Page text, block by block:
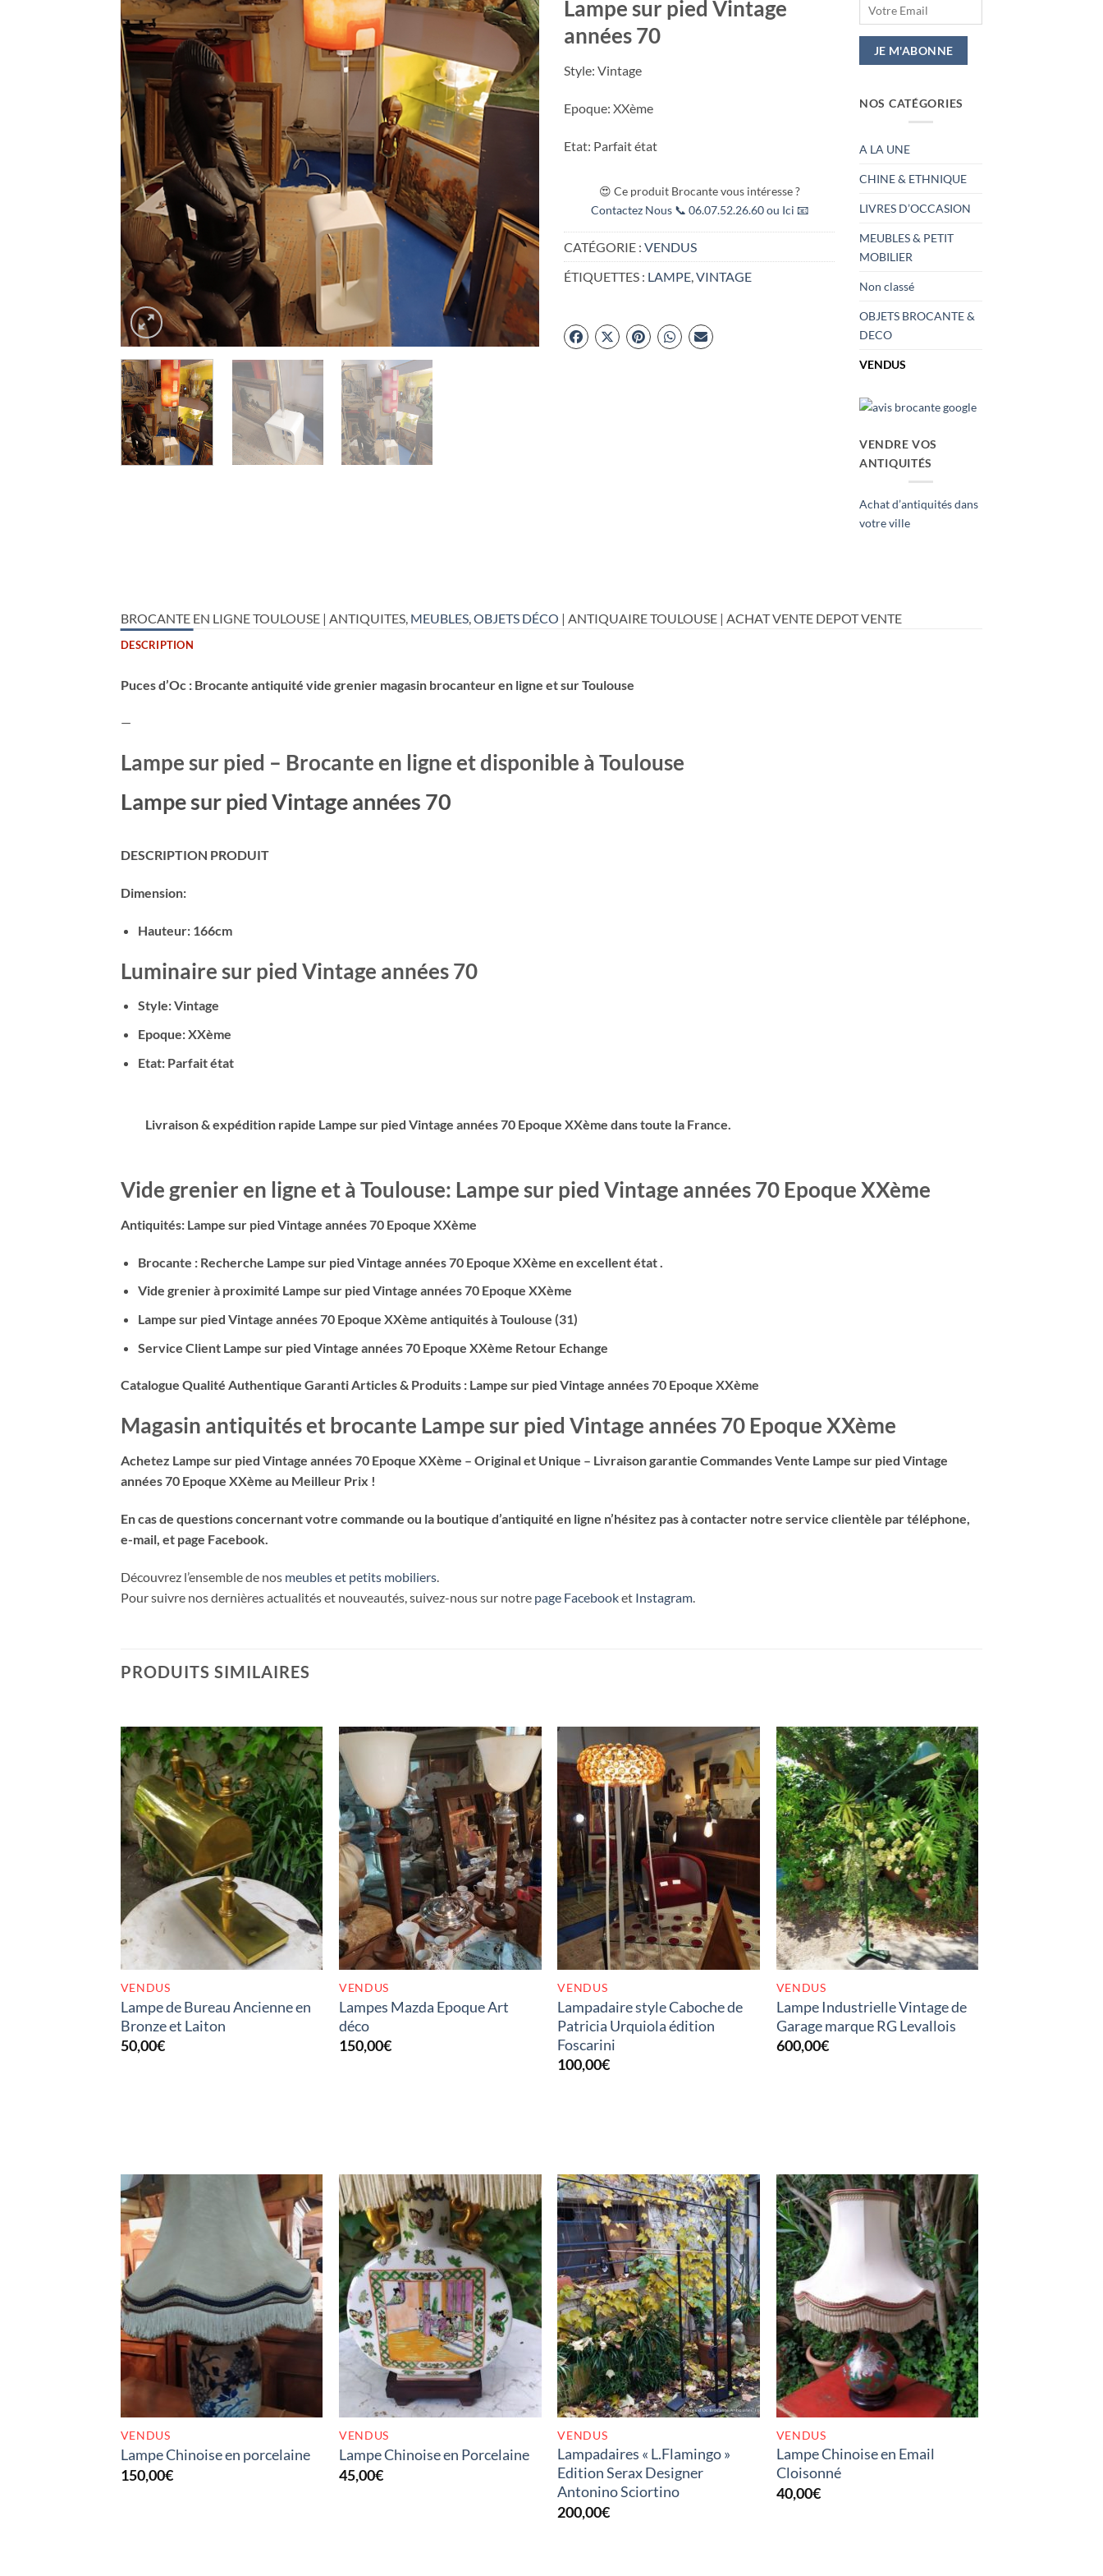
Lampe sur pied Vintage
années 70
Style: Vintage
Epoque: XXème
Etat: Parfait état
😍 Ce produit Brocante vous intéresse ?
Contactez Nous 📞 06.07.52.26.60 ou Ici 📧
CATÉGORIE : VENDUS
ÉTIQUETTES : LAMPE VINTAGE
NOS CATÉGORIES
A LA UNE
CHINE & ETHNIQUE
LIVRES D’OCCASION
MEUBLES & PETIT
MOBILIER
Non classé
OBJETS BROCANTE &
DECO
VENDUS
VENDRE VOS
ANTIQUITÉS
Achat d’antiquités dans
votre ville
BROCANTE EN LIGNE TOULOUSE | ANTIQUITES, MEUBLES OBJETS DÉCO | ANTIQUAIRE TOULOUSE | ACHAT VENTE DEPOT VENTE
DESCRIPTION
Puces d’Oc : Brocante antiquité vide grenier magasin brocanteur en ligne et sur Toulouse
—
Lampe sur pied – Brocante en ligne et disponible à Toulouse
Lampe sur pied Vintage années 70
DESCRIPTION PRODUIT
Dimension:
Hauteur: 166cm
Luminaire sur pied Vintage années 70
Style: Vintage
Epoque: XXème
Etat: Parfait état
Livraison & expédition rapide Lampe sur pied Vintage années 70 Epoque XXème dans toute la France.
Vide grenier en ligne et à Toulouse: Lampe sur pied Vintage années 70 Epoque XXème
Antiquités: Lampe sur pied Vintage années 70 Epoque XXème
Brocante : Recherche Lampe sur pied Vintage années 70 Epoque XXème en excellent état .
Vide grenier à proximité Lampe sur pied Vintage années 70 Epoque XXème
Lampe sur pied Vintage années 70 Epoque XXème antiquités à Toulouse (31)
Service Client Lampe sur pied Vintage années 70 Epoque XXème Retour Echange
Catalogue Qualité Authentique Garanti Articles & Produits : Lampe sur pied Vintage années 70 Epoque XXème
Magasin antiquités et brocante Lampe sur pied Vintage années 70 Epoque XXème
Achetez Lampe sur pied Vintage années 70 Epoque XXème – Original et Unique – Livraison garantie Commandes Vente Lampe sur pied Vintage
années 70 Epoque XXème au Meilleur Prix !
En cas de questions concernant votre commande ou la boutique d’antiquité en ligne n’hésitez pas à contacter notre service clientèle par téléphone,
e-mail, et page Facebook.
Découvrez l’ensemble de nos meubles et petits mobiliers
Pour suivre nos dernières actualités et nouveautés, suivez-nous sur notre page Facebooket Instagram
PRODUITS SIMILAIRES
RUPTURE DE STOCK
VENDUS
Lampe de Bureau Ancienne en
Bronze et Laiton
50,00€
RUPTURE DE STOCK
VENDUS
Lampes Mazda Epoque Art
déco
150,00€
RUPTURE DE STOCK
VENDUS
Lampadaire style Caboche de
Patricia Urquiola édition
Foscarini
100,00€
RUPTURE DE STOCK
VENDUS
Lampe Industrielle Vintage de
Garage marque RG Levallois
600,00€
RUPTURE DE STOCK
VENDUS
Lampe Chinoise en porcelaine
150,00€
RUPTURE DE STOCK
VENDUS
Lampe Chinoise en Porcelaine
45,00€
RUPTURE DE STOCK
VENDUS
Lampadaires « L.Flamingo »
Edition Serax Designer
Antonino Sciortino
200,00€
RUPTURE DE STOCK
VENDUS
Lampe Chinoise en Email
Cloisonné
40,00€